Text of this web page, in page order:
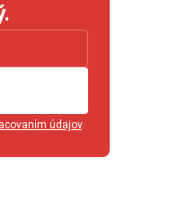
údajov.